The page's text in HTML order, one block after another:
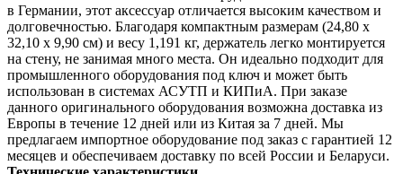
в Германии, этот аксессуар отличается высоким качеством и
долговечностью. Благодаря компактным размерам (24,80 x
32,10 x 9,90 см) и весу 1,191 кг, держатель легко монтируется
на стену, не занимая много места. Он идеально подходит для
промышленного оборудования под ключ и может быть
использован в системах АСУТП и КИПиА. При заказе
данного оригинального оборудования возможна доставка из
Европы в течение 12 дней или из Китая за 7 дней. Мы
предлагаем импортное оборудование под заказ с гарантией 12
месяцев и обеспечиваем доставку по всей России и Беларуси.